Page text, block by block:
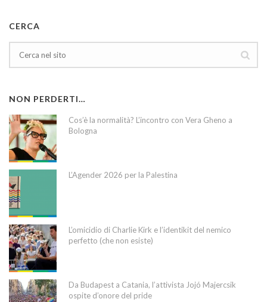
CERCA
NON PERDERTI…
Cos’è la normalità? L’incontro con Vera Gheno a
Bologna
L’Agender 2026 per la Palestina
L’omicidio di Charlie Kirk e l’identikit del nemico
perfetto (che non esiste)
Da Budapest a Catania, l’attivista Jojó Majercsik
ospite d’onore del pride